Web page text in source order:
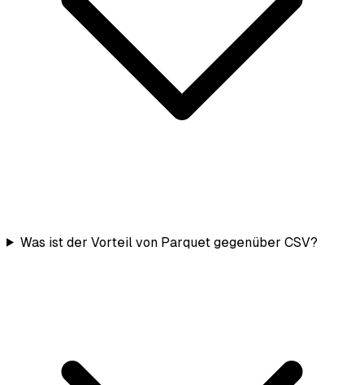
Was ist der Vorteil von Parquet gegenüber CSV?